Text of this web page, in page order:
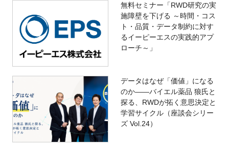
無料セミナー「RWD研究の実
施障壁を下げる ～時間・コス
ト・品質・データ制約に対す
るイーピーエスの実践的アプ
ローチ～」
データはなぜ「価値」になる
のか——バイエル薬品 狼氏と
探る、RWDが拓く意思決定と
学習サイクル（座談会シリー
ズ Vol.24）